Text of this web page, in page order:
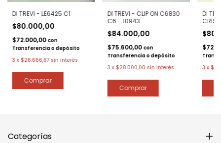
DI TREVI - LE6425 C1
$80.000,00
$72.000,00 con
Transferencia o depósito
3 x $26.666,67 sin interés
DI TREVI - CLIP ON C6830
C6 - 10943
$84.000,00
$75.600,00 con
Transferencia o depósito
3 x $28.000,00 sin interés
DI
3 x
Categorías